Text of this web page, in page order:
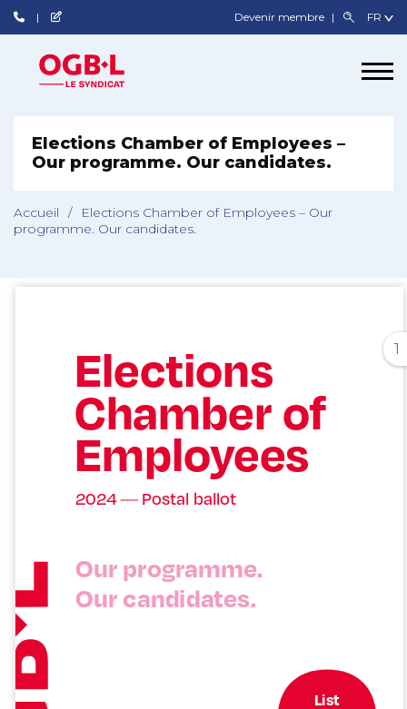
Devenir membre
Elections Chamber of Employees –
Our programme. Our candidates.
Accueil /
Elections Chamber of Employees – Our
programme. Our candidates.
1